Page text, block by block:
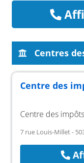
Centres
Centre des
Centre des
7 rue Louis-Millet -